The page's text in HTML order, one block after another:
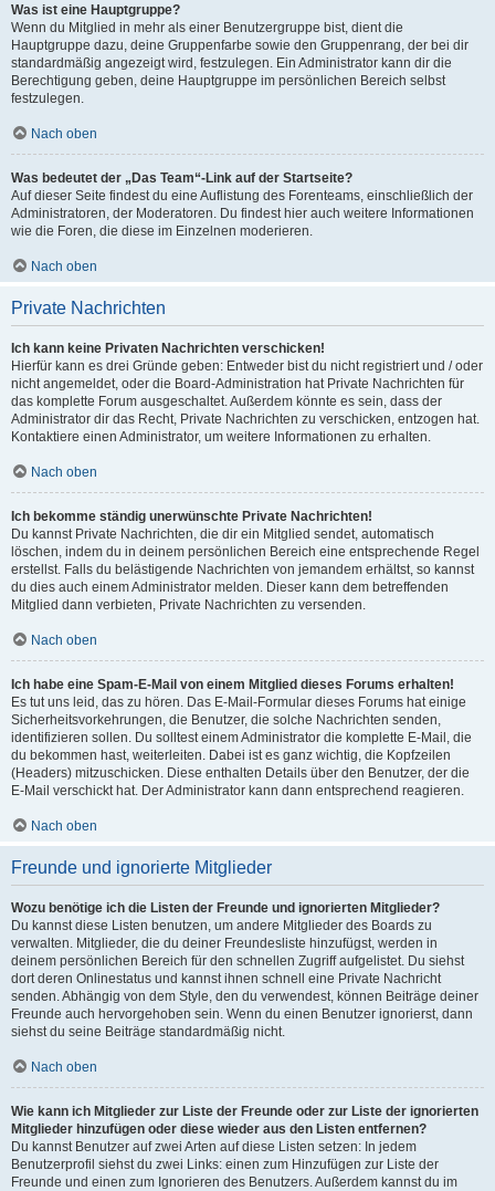
Was ist eine Hauptgruppe?
Wenn du Mitglied in mehr als einer Benutzergruppe bist, dient die
Hauptgruppe dazu, deine Gruppenfarbe sowie den Gruppenrang, der bei dir
standardmäßig angezeigt wird, festzulegen. Ein Administrator kann dir die
Berechtigung geben, deine Hauptgruppe im persönlichen Bereich selbst
festzulegen.
Nach oben
Was bedeutet der „Das Team“-Link auf der Startseite?
Auf dieser Seite findest du eine Auflistung des Forenteams, einschließlich der
Administratoren, der Moderatoren. Du findest hier auch weitere Informationen
wie die Foren, die diese im Einzelnen moderieren.
Nach oben
Private Nachrichten
Ich kann keine Privaten Nachrichten verschicken!
Hierfür kann es drei Gründe geben: Entweder bist du nicht registriert und / oder
nicht angemeldet, oder die Board-Administration hat Private Nachrichten für
das komplette Forum ausgeschaltet. Außerdem könnte es sein, dass der
Administrator dir das Recht, Private Nachrichten zu verschicken, entzogen hat.
Kontaktiere einen Administrator, um weitere Informationen zu erhalten.
Nach oben
Ich bekomme ständig unerwünschte Private Nachrichten!
Du kannst Private Nachrichten, die dir ein Mitglied sendet, automatisch
löschen, indem du in deinem persönlichen Bereich eine entsprechende Regel
erstellst. Falls du belästigende Nachrichten von jemandem erhältst, so kannst
du dies auch einem Administrator melden. Dieser kann dem betreffenden
Mitglied dann verbieten, Private Nachrichten zu versenden.
Nach oben
Ich habe eine Spam-E-Mail von einem Mitglied dieses Forums erhalten!
Es tut uns leid, das zu hören. Das E-Mail-Formular dieses Forums hat einige
Sicherheitsvorkehrungen, die Benutzer, die solche Nachrichten senden,
identifizieren sollen. Du solltest einem Administrator die komplette E-Mail, die
du bekommen hast, weiterleiten. Dabei ist es ganz wichtig, die Kopfzeilen
(Headers) mitzuschicken. Diese enthalten Details über den Benutzer, der die
E-Mail verschickt hat. Der Administrator kann dann entsprechend reagieren.
Nach oben
Freunde und ignorierte Mitglieder
Wozu benötige ich die Listen der Freunde und ignorierten Mitglieder?
Du kannst diese Listen benutzen, um andere Mitglieder des Boards zu
verwalten. Mitglieder, die du deiner Freundesliste hinzufügst, werden in
deinem persönlichen Bereich für den schnellen Zugriff aufgelistet. Du siehst
dort deren Onlinestatus und kannst ihnen schnell eine Private Nachricht
senden. Abhängig von dem Style, den du verwendest, können Beiträge deiner
Freunde auch hervorgehoben sein. Wenn du einen Benutzer ignorierst, dann
siehst du seine Beiträge standardmäßig nicht.
Nach oben
Wie kann ich Mitglieder zur Liste der Freunde oder zur Liste der ignorierten
Mitglieder hinzufügen oder diese wieder aus den Listen entfernen?
Du kannst Benutzer auf zwei Arten auf diese Listen setzen: In jedem
Benutzerprofil siehst du zwei Links: einen zum Hinzufügen zur Liste der
Freunde und einen zum Ignorieren des Benutzers. Außerdem kannst du im